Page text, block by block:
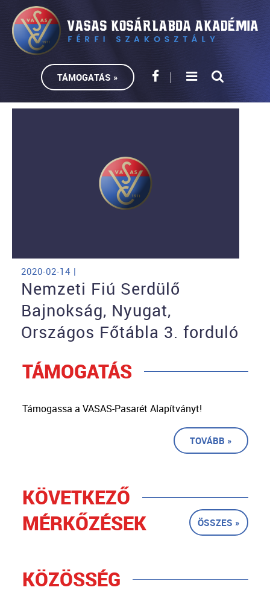
TÁMOGATÁS »
2020-02-14 |
Nemzeti Fiú Serdülő
Bajnokság, Nyugat,
Országos Főtábla 3. forduló
TÁMOGATÁS
Támogassa a VASAS-Pasarét Alapítványt!
TOVÁBB »
KÖVETKEZŐ
MÉRKŐZÉSEK
ÖSSZES »
KÖZÖSSÉG